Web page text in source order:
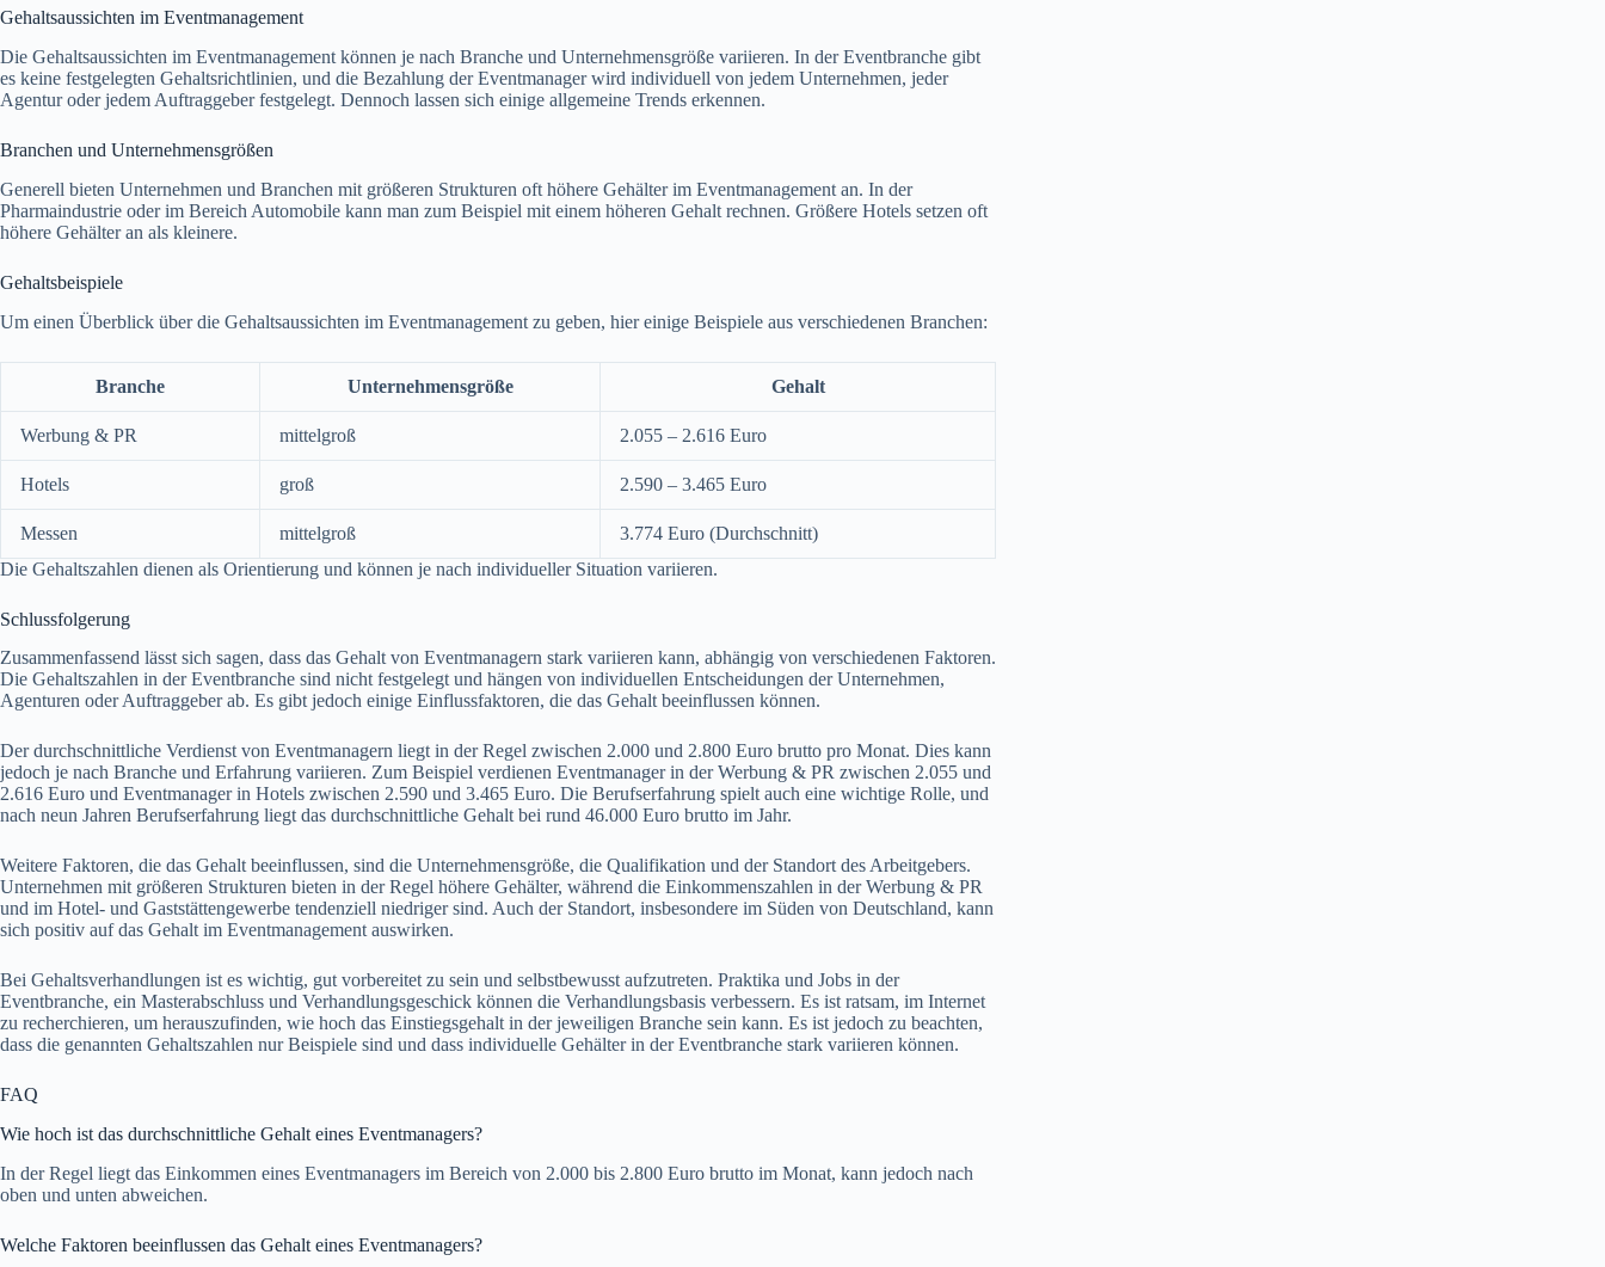
Gehaltsaussichten im Eventmanagement
Die Gehaltsaussichten im Eventmanagement können je nach Branche und Unternehmensgröße variieren. In der Eventbranche gibt
es keine festgelegten Gehaltsrichtlinien, und die Bezahlung der Eventmanager wird individuell von jedem Unternehmen, jeder
Agentur oder jedem Auftraggeber festgelegt. Dennoch lassen sich einige allgemeine Trends erkennen.
Branchen und Unternehmensgrößen
Generell bieten Unternehmen und Branchen mit größeren Strukturen oft höhere Gehälter im Eventmanagement an. In der
Pharmaindustrie oder im Bereich Automobile kann man zum Beispiel mit einem höheren Gehalt rechnen. Größere Hotels setzen oft
höhere Gehälter an als kleinere.
Gehaltsbeispiele
Um einen Überblick über die Gehaltsaussichten im Eventmanagement zu geben, hier einige Beispiele aus verschiedenen Branchen:
Branche Unternehmensgröße Gehalt
Werbung & PR mittelgroß 2.055 – 2.616 Euro
Hotels groß 2.590 – 3.465 Euro
Messen mittelgroß
3.774 Euro (Durchschnitt)
Die Gehaltszahlen dienen als Orientierung und können je nach individueller Situation variieren.
Schlussfolgerung
Zusammenfassend lässt sich sagen, dass das Gehalt von Eventmanagern stark variieren kann, abhängig von verschiedenen Faktoren.
Die Gehaltszahlen in der Eventbranche sind nicht festgelegt und hängen von individuellen Entscheidungen der Unternehmen,
Agenturen oder Auftraggeber ab. Es gibt jedoch einige Einflussfaktoren, die das Gehalt beeinflussen können.
Der durchschnittliche Verdienst von Eventmanagern liegt in der Regel zwischen 2.000 und 2.800 Euro brutto pro Monat. Dies kann
jedoch je nach Branche und Erfahrung variieren. Zum Beispiel verdienen Eventmanager in der Werbung & PR zwischen 2.055 und
2.616 Euro und Eventmanager in Hotels zwischen 2.590 und 3.465 Euro. Die Berufserfahrung spielt auch eine wichtige Rolle, und
nach neun Jahren Berufserfahrung liegt das durchschnittliche Gehalt bei rund 46.000 Euro brutto im Jahr.
Weitere Faktoren, die das Gehalt beeinflussen, sind die Unternehmensgröße, die Qualifikation und der Standort des Arbeitgebers.
Unternehmen mit größeren Strukturen bieten in der Regel höhere Gehälter, während die Einkommenszahlen in der Werbung & PR
und im Hotel- und Gaststättengewerbe tendenziell niedriger sind. Auch der Standort, insbesondere im Süden von Deutschland, kann
sich positiv auf das Gehalt im Eventmanagement auswirken.
Bei Gehaltsverhandlungen ist es wichtig, gut vorbereitet zu sein und selbstbewusst aufzutreten. Praktika und Jobs in der
Eventbranche, ein Masterabschluss und Verhandlungsgeschick können die Verhandlungsbasis verbessern. Es ist ratsam, im Internet
zu recherchieren, um herauszufinden, wie hoch das Einstiegsgehalt in der jeweiligen Branche sein kann. Es ist jedoch zu beachten,
dass die genannten Gehaltszahlen nur Beispiele sind und dass individuelle Gehälter in der Eventbranche stark variieren können.
FAQ
Wie hoch ist das durchschnittliche Gehalt eines Eventmanagers?
In der Regel liegt das Einkommen eines Eventmanagers im Bereich von 2.000 bis 2.800 Euro brutto im Monat, kann jedoch nach
oben und unten abweichen.
Welche Faktoren beeinflussen das Gehalt eines Eventmanagers?